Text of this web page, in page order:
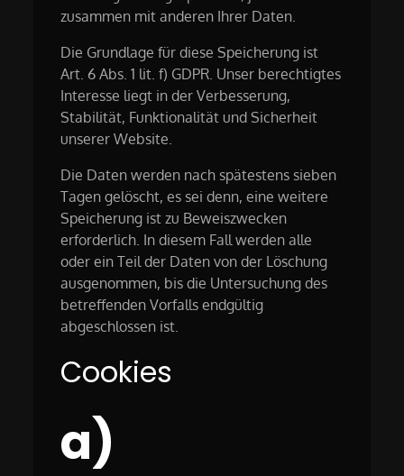
zusammen mit anderen Ihrer Daten.
Die Grundlage für diese Speicherung ist
Art. 6 Abs. 1 lit. f) GDPR. Unser berechtigtes
Interesse liegt in der Verbesserung,
Stabilität, Funktionalität und Sicherheit
unserer Website.
Die Daten werden nach spätestens sieben
Tagen gelöscht, es sei denn, eine weitere
Speicherung ist zu Beweiszwecken
erforderlich. In diesem Fall werden alle
oder ein Teil der Daten von der Löschung
ausgenommen, bis die Untersuchung des
betreffenden Vorfalls endgültig
abgeschlossen ist.
Cookies
a)